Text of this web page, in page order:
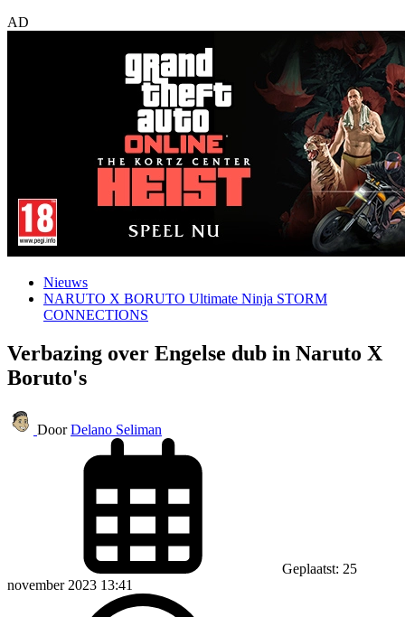
AD
Nieuws
NARUTO X BORUTO Ultimate Ninja STORM
CONNECTIONS
Verbazing over Engelse dub in Naruto X
Boruto's
Door Delano Seliman
Geplaatst: 25
november 2023 13:41